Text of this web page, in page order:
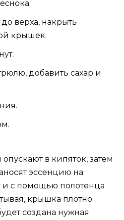
верха, накрыть
крышек.
добавить сахар и
в кипяток, затем
эссенцию на
и с помощью полотенца
крышка плотно
создана нужная